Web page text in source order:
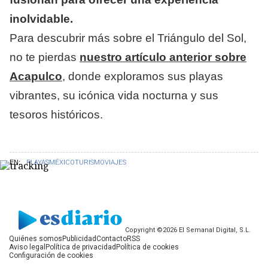
EN: PLAYASMÉXICOTURISMOVIAJES
inolvidable.
​Para descubrir más sobre el Triángulo del Sol,
no te pierdas nuestro artículo anterior sobre
Acapulco, donde exploramos sus playas
vibrantes, su icónica vida nocturna y sus
tesoros históricos.
Copyright ©2026 El Semanal Digital, S.L.
Quiénes somos PublicidadContactoRSS
Aviso legal Política de privacidad Política de cookies
Configuración de cookies